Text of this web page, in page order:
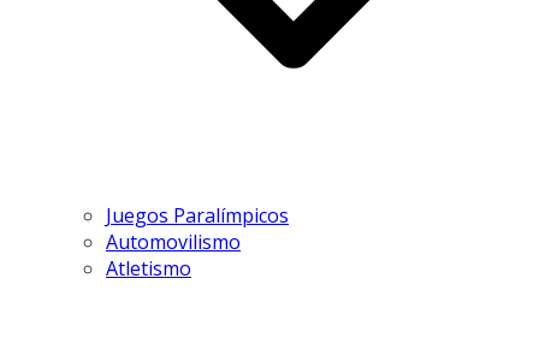
Juegos Paralímpicos
Automovilismo
Atletismo